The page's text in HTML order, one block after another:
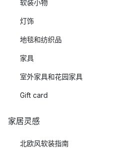
软装小物
灯饰
地毯和纺织品
家具
室外家具和花园家具
Gift card
家居灵感
北欧风软装指南